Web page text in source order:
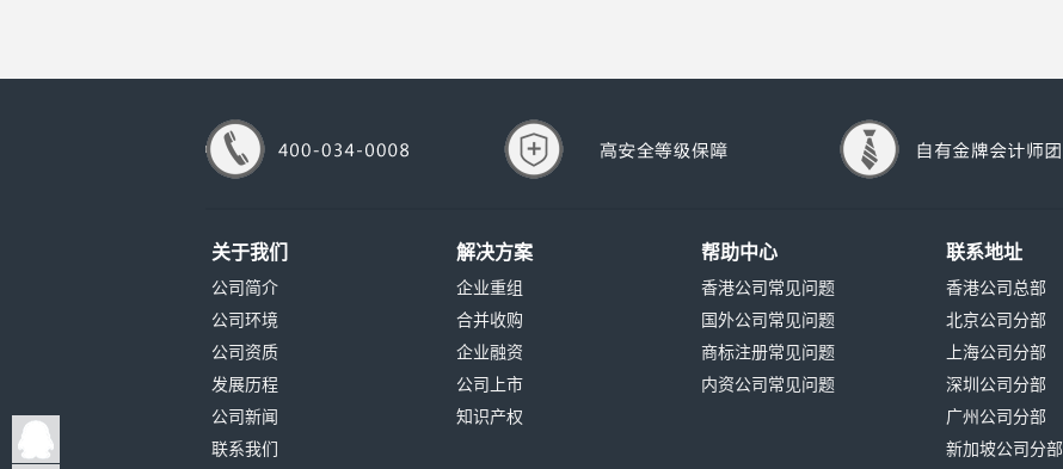
关于我们
公司简介
公司环境
公司资质
发展历程
公司新闻
联系我们
解决方案
企业重组
合并收购
企业融资
公司上市
知识产权
帮助中心
香港公司常见问题
国外公司常见问题
商标注册常见问题
内资公司常见问题
联系地址
香港公司总部
北京公司分部
上海公司分部
深圳公司分部
广州公司分部
新加坡公司分部